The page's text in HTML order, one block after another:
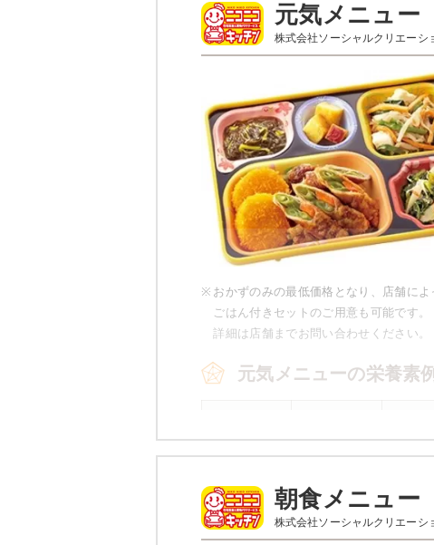
※栄養価は1食あたりの基準値です。 (お
ヘルシーメニューのメ
金目鯛のおろし煮柚
わさび菜おひたし
レンコン油炒め
彩ひじき
金時豆
栄養素
カロリー：229.5kcal、タンパク質：
物：22.7g、塩分：2.9g
※メニューの補足
-
元気メニュー
株式会社ソーシャルクリエーシ
※ おかずのみの最低価格となり、店舗によ
ごはん付きセットのご用意も可能です。
詳細は店舗までお問い合わせください。
元気メニューの栄養素例
元気メニューのメニュー
朝食メニュー
株式会社ソーシャルクリエーシ